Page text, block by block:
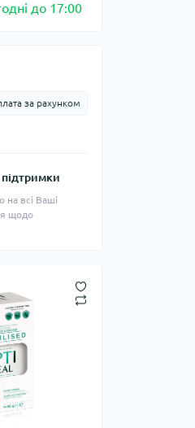
до 17:00
за рахунком
на всі Ваші
щодо